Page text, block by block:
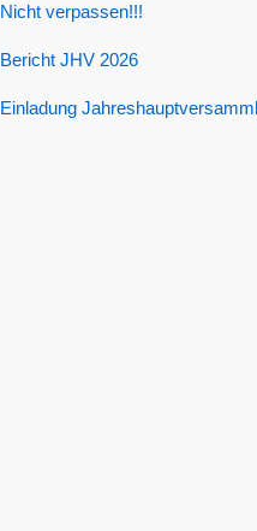
Nicht verpassen!!!
Bericht JHV 2026
Einladung